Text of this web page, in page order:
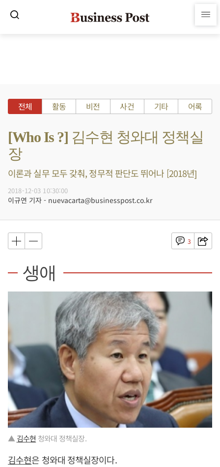
전체 활동 비전 사건 기타 어록
[Who Is ?] 김수현 청와대 정책실
장
이론과 실무 모두 갖춰, 정무적 판단도 뛰어나 [2018년]
2018-12-03 10:30:00
이규연 기자 - nuevacarta@businesspost.co.kr
3
생애
▲김수현 청와대 정책실장.
김수현은 청와대 정책실장이다.